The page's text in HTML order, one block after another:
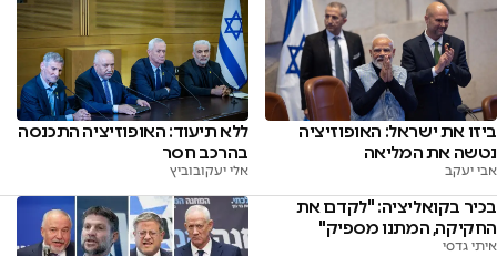
ביזו את ישראל: האופוזיציה
נטשה את המליאה
אבי יעקב
ללא תיעוד: האופוזיציה התכנסה
בהרכב חסר
אלי יעקובוביץ
בכיר בקואליציה: "לקדם את
החקיקה, המתנו מספיק"
איתי גדסי